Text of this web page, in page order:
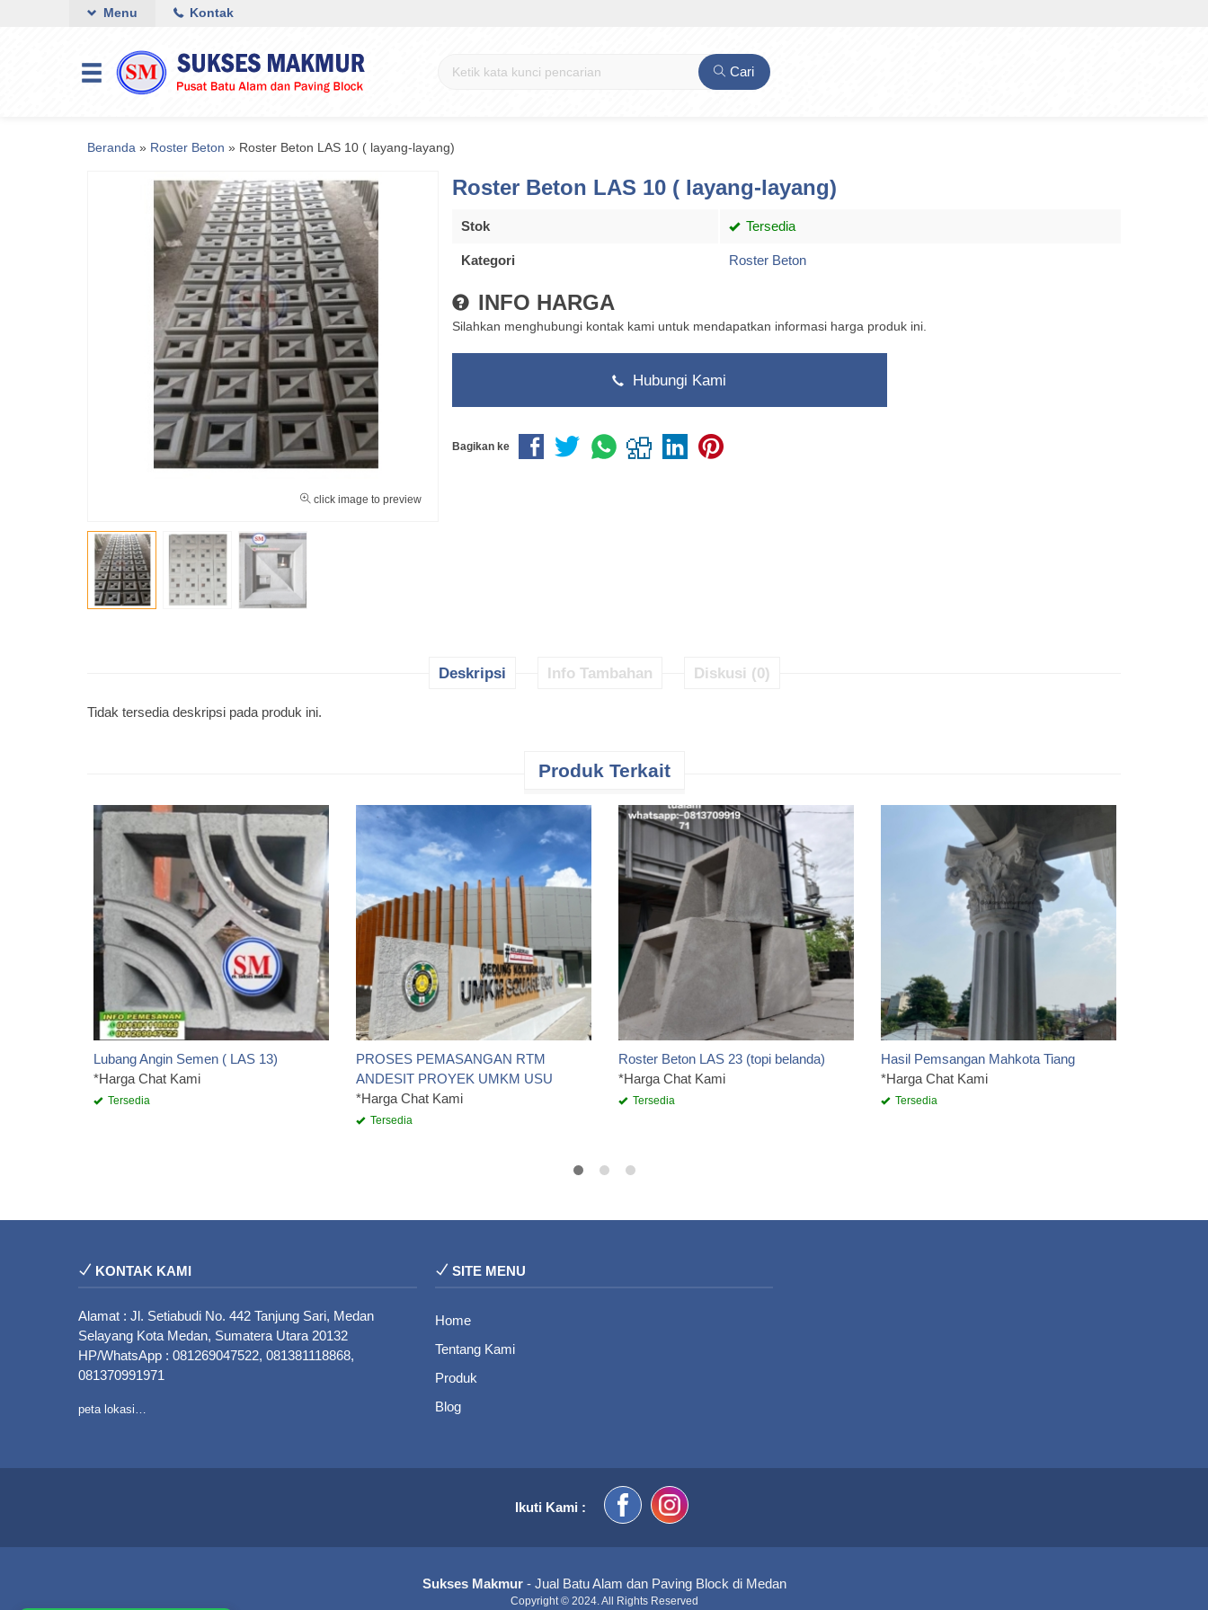
Menu Kontak
Cari
Beranda » Roster Beton » Roster Beton LAS 10 ( layang-layang)
click image to preview
Roster Beton LAS 10 ( layang-layang)
Stok Tersedia
Kategori Roster Beton
INFO HARGA
Silahkan menghubungi kontak kami untuk mendapatkan informasi harga produk ini.
Hubungi Kami
Bagikan ke
Deskripsi Info Tambahan Diskusi (0)
Tidak tersedia deskripsi pada produk ini.
Produk Terkait
Lubang Angin Semen ( LAS 13)
*Harga Chat Kami
Tersedia
PROSES PEMASANGAN RTM
ANDESIT PROYEK UMKM USU
*Harga Chat Kami
Tersedia
Roster Beton LAS 23 (topi belanda)
*Harga Chat Kami
Tersedia
Hasil Pemsangan Mahkota Tiang
*Harga Chat Kami
Tersedia
KONTAK KAMI
Alamat : Jl. Setiabudi No. 442 Tanjung Sari, Medan
Selayang Kota Medan, Sumatera Utara 20132
HP/WhatsApp : 081269047522, 081381118868,
081370991971
peta lokasi…
SITE MENU
Home
Tentang Kami
Produk
Blog
Ikuti Kami :
Sukses Makmur- Jual Batu Alam dan Paving Block di Medan
Copyright © 2024. All Rights Reserved